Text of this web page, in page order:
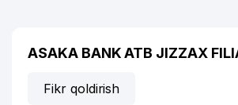
ASAKA BANK ATB JIZZAX
Fikr qoldirish